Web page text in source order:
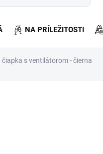
NA PRÍLEŽITOSTI
čiapka s ventilátorom - čierna